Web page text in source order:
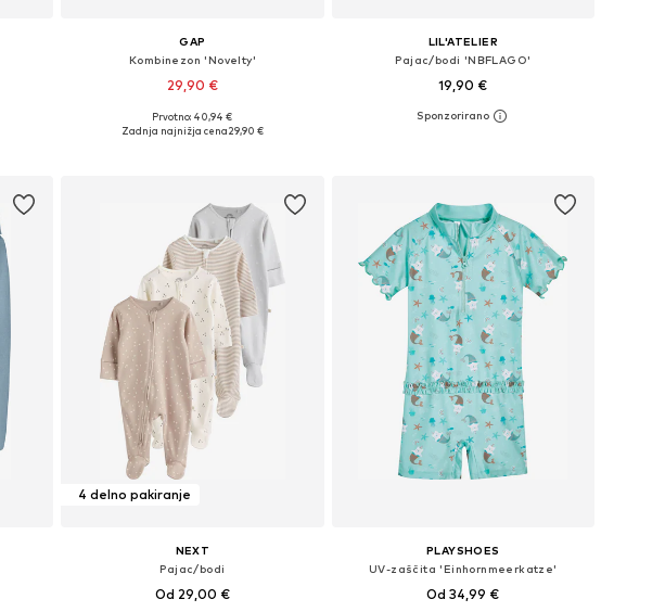
GAP
Kombinezon 'Novelty'
29,90 €
Prvotno: 40,94 €
Zadnja najnižja cena29,90 €
LIL'ATELIER
Pajac/bodi 'NBFLAGO'
19,90 €
4 delno pakiranje
NEXT
Pajac/bodi
Od 29,00 €
PLAYSHOES
UV-zaščita 'Einhornmeerkatze'
Od 34,99 €